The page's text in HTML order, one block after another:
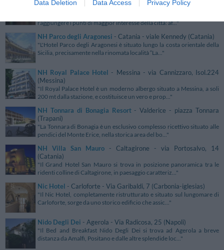
Data Deletion Data Access Privacy Policy
(Venezia)
raggiungere i punti di maggior interesse della città: af..."
NH Parco degli Aragonesi - Catania - viale Kennedy (Catania)
"L'Hotel Parco degli Aragonesi è situato lungo la costa orientale della
Sicilia, precisamente nella rinomata località “La..."
NH Royal Palace Hotel - Messina - via Cannizzaro, Isol.224
(Messina)
"Il Royal Palace Hotel è un moderno albergo situato a Messina, a soli
200 mt dalla stazione, e costituisce un vero e prop..."
NH Tonnara di Bonagia Resort- Valderice - piazza Tonnara
(Trapani)
"La Tonnara di Bonagia è un esclusivo complesso ricettivo situato alle
pendici del Monte Erice, nella storica area del bo..."
NH Villa San Mauro - Caltagirone - via Portosalvo, 14
(Catania)
"Il Grand Hotel San Mauro si trova in posizione panoramica tra le
ridenti colline di Caltagirone, in paesaggio caratteriz..."
Nic Hotel - Carloforte - Via Garibaldi, 7 (Carbonia-iglesias)
"Il Nic Hotel, completamente ristrutturato e situato sul lungomare di
Carloforte, sorge da uno storico edificio che assic..."
Nido Degli Dei - Agerola - Via Radicosa, 25 (Napoli)
"Il Bed and Breakfast Nido Degli Dei si trova ad Agerola a breve
distanza da Amalfi, Positano e dalle altre splendide loc..."